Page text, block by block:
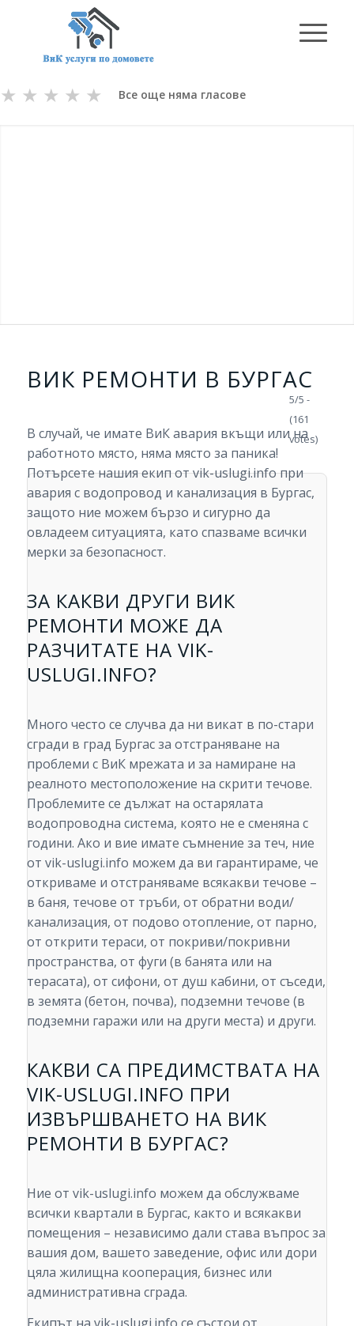
★
★
★
★
★ Все още няма гласове
ВИК РЕМОНТИ В БУРГАС
В случай, че имате ВиК авария вкъщи или на
работното място, няма място за паника!
Потърсете нашия екип от vik-uslugi.info при
авария с водопровод и канализация в Бургас,
защото ние можем бързо и сигурно да
овладеем ситуацията, като спазваме всички
мерки за безопасност.
ЗА КАКВИ ДРУГИ ВИК
РЕМОНТИ МОЖЕ ДА
РАЗЧИТАТЕ НА VIK-
USLUGI.INFO?
Много често се случва да ни викат в по-стари
сгради в град Бургас за отстраняване на
проблеми с ВиК мрежата и за намиране на
реалното местоположение на скрити течове.
Проблемите се дължат на остарялата
водопроводна система, която не е сменяна с
години. Ако и вие имате съмнение за теч, ние
от vik-uslugi.info можем да ви гарантираме, че
откриваме и отстраняваме всякакви течове –
в баня, течове от тръби, от обратни води/
канализация, от подово отопление, от парно,
от открити тераси, от покриви/покривни
пространства, от фуги (в банята или на
терасата), от сифони, от душ кабини, от съседи,
в земята (бетон, почва), подземни течове (в
подземни гаражи или на други места) и други.
КАКВИ СА ПРЕДИМСТВАТА НА
VIK-USLUGI.INFO ПРИ
ИЗВЪРШВАНЕТО НА ВИК
РЕМОНТИ В БУРГАС?
Ние от vik-uslugi.info можем да обслужваме
всички квартали в Бургас, както и всякакви
помещения – независимо дали става въпрос за
вашия дом, вашето заведение, офис или дори
цяла жилищна кооперация, бизнес или
административна сграда.
Екипът на vik-uslugi.info се състои от
5/5 -
(161
votes)